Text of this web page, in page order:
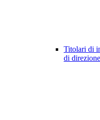
Titolari di
di